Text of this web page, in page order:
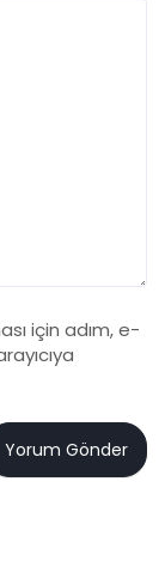
için adım, e-